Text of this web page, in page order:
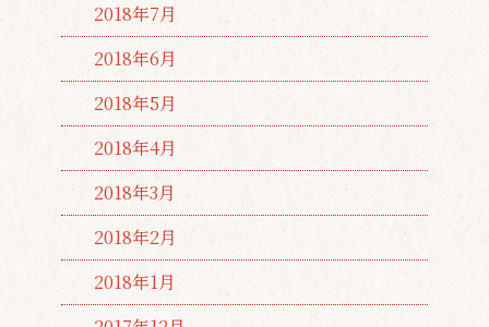
2018年7月
2018年6月
2018年5月
2018年4月
2018年3月
2018年2月
2018年1月